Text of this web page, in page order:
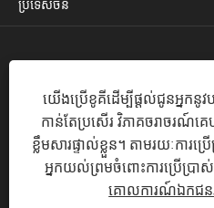
ប្រទេសចិន
រក្សាសិទ្ធិ© 2024 Qingdao Eihe
បែបយ៉
Links | Sitemap | RSS |
យើងប្រើខូគីដើម្បីផ្តល់ជូនអ្នកនូ
កាន់តែប្រសើរ វិភាគចរាចរណ៍
ខ្លឹមសារផ្ទាល់ខ្លួន។ តាមរយៈការប្
អ្នកយល់ព្រមចំពោះការប្រើប្រ
គោលការណ៍ឯកជន